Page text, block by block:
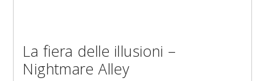
La fiera delle illusioni –
Nightmare Alley